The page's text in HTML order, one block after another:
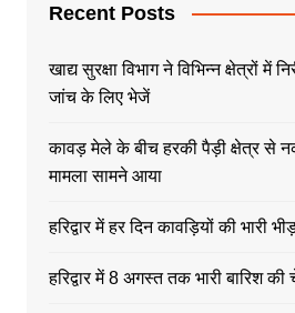
Recent Posts
खाद्य सुरक्षा विभाग ने विभिन्न क्षेत्रों में
जांच के लिए भेजें
कावड़ मेले के बीच हरकी पैड़ी क्षेत्र से
मामला सामने आया
हरिद्वार में हर दिन कावड़ियों की भारी
हरिद्वार में 8 अगस्त तक भारी बारिश की